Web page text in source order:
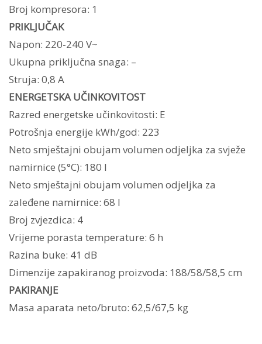
Broj kompresora: 1
PRIKLJUČAK
Napon: 220-240 V~
Ukupna priključna snaga: –
Struja: 0,8 A
ENERGETSKA UČINKOVITOST
Razred energetske učinkovitosti: E
Potrošnja energije kWh/god: 223
Neto smještajni obujam volumen odjeljka za svježe
namirnice (5°C): 180 l
Neto smještajni obujam volumen odjeljka za
zaleđene namirnice: 68 l
Broj zvjezdica: 4
Vrijeme porasta temperature: 6 h
Razina buke: 41 dB
Dimenzije zapakiranog proizvoda: 188/58/58,5 cm
PAKIRANJE
Masa aparata neto/bruto: 62,5/67,5 kg